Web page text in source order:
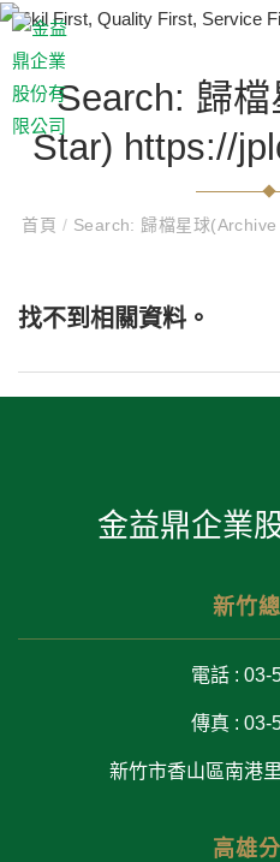
Search: 歸
Star) https://
首頁 / Search: 歸檔星球
找不到相關資料。
金益鼎企業
新竹
電話 : 03-
傳真 : 03-
新竹市香山區南港
高雄